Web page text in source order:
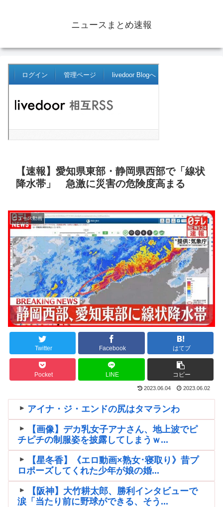
ニュースまとめ速報
【速報】愛知県東部・静岡県西部で「線状
降水帯」 急激に災害の危険度高まる
ニュース動画
Twitter Facebook はてブ
Pocket LINE コピー
2023.06.04 2023.06.02
アイナ・ジ・エンドの尻はタマランわ
【画像】デカ乳女子アナさん、地上波でピ
チピチの制服姿を披露してしまうｗ...
【星冬香】《エロ動画×熟女･寝取り》昔プ
ロポーズしてくれた少年が娘の婚...
【阪神】大竹耕太郎、勝利インタビューで
涙「当たり前に野球ができる、そう...